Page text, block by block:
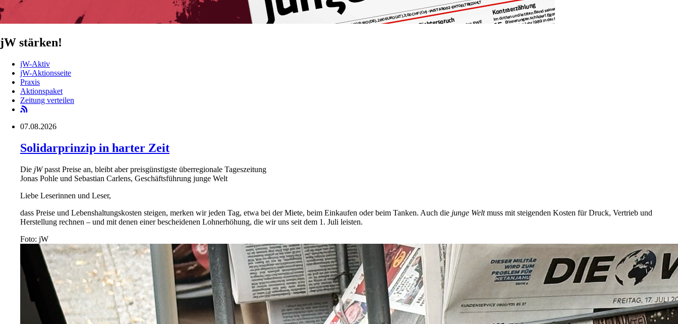
jW stärken!
jW-Aktiv
jW-Aktionsseite
Praxis
Aktionspaket
Zeitung verteilen
07.08.2026
Solidarprinzip in harter Zeit
Die jWpasst Preise an, bleibt aber preisgünstigste überregionale Tageszeitung
Jonas Pohle und Sebastian Carlens, Geschäftsführung junge Welt
Liebe Leserinnen und Leser,
dass Preise und Lebenshaltungskosten steigen, merken wir jeden Tag, etwa bei der Miete, beim Einkaufen oder beim Tanken. Auch die junge Weltmuss mit steigenden Kosten für Druck, Vertrieb und
Herstellung rechnen – und mit denen einer bescheidenen Lohnerhöhung, die wir uns seit dem 1. Juli leisten.
Foto: jW